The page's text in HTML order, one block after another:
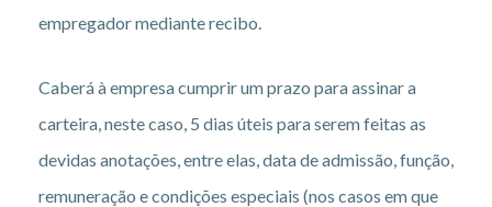
empregador mediante recibo.
Caberá à empresa cumprir um prazo para assinar a
carteira, neste caso, 5 dias úteis para serem feitas as
devidas anotações, entre elas, data de admissão, função,
remuneração e condições especiais (nos casos em que